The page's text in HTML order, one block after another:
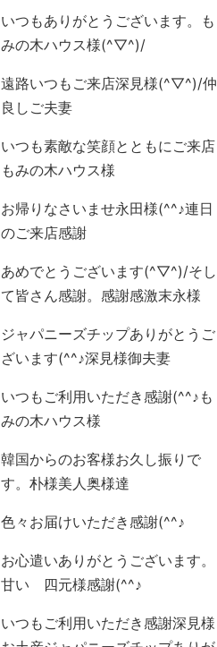
いつもありがとうございます。も
みの木ハウス様(^▽^)/
遠路いつもご来店深見様(^▽^)/仲
良しご夫妻
いつも素敵な笑顔とともにご来店
もみの木ハウス様
お帰りなさいませ永田様(^^♪連日
のご来店感謝
あめでとうございます(^▽^)/そし
て皆さん感謝。感謝感激末永様
ジャパニーズチップありがとうご
ざいます(^^♪深見様御夫妻
いつもご利用いただき感謝(^^♪も
みの木ハウス様
韓国からのお客様お久し振りで
す。朴様美人奥様達
色々お届けいただき感謝(^^♪
お心遣いありがとうございます。
甘い 四元様感謝(^^♪
いつもご利用いただき感謝深見様